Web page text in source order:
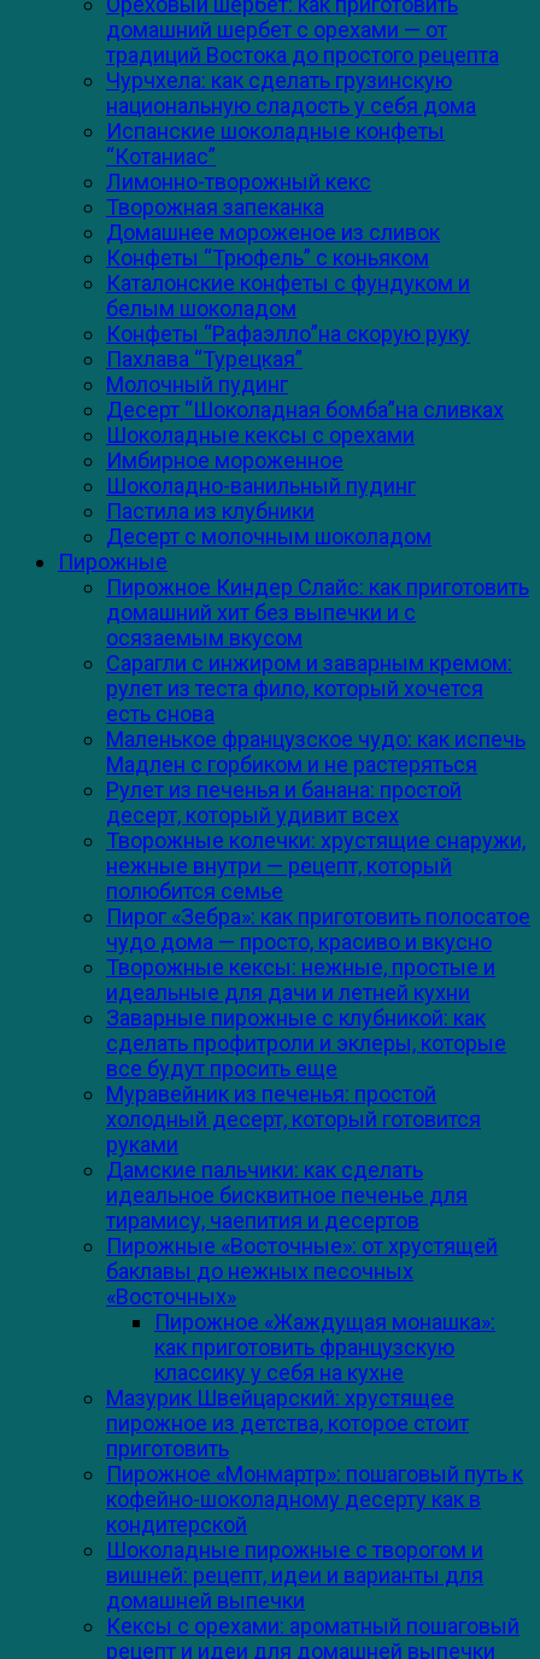
домашний шербет с орехами — от
традиций Востока до простого рецепта
Чурчхела: как сделать грузинскую
национальную сладость у себя дома
Испанские шоколадные конфеты
“Котаниас”
Лимонно-творожный кекс
Творожная запеканка
Домашнее мороженое из сливок
Конфеты “Трюфель” с коньяком
Каталонские конфеты с фундуком и
белым шоколадом
Конфеты “Рафаэлло”на скорую руку
Пахлава “Турецкая”
Молочный пудинг
Десерт “Шоколадная бомба”на сливках
Шоколадные кексы с орехами
Имбирное мороженное
Шоколадно-ванильный пудинг
Пастила из клубники
Десерт с молочным шоколадом
Пирожные
Пирожное Киндер Слайс: как приготовить
домашний хит без выпечки и с
осязаемым вкусом
Сарагли с инжиром и заварным кремом:
рулет из теста фило, который хочется
есть снова
Маленькое французское чудо: как испечь
Мадлен с горбиком и не растеряться
Рулет из печенья и банана: простой
десерт, который удивит всех
Творожные колечки: хрустящие снаружи,
нежные внутри — рецепт, который
полюбится семье
Пирог «Зебра»: как приготовить полосатое
чудо дома — просто, красиво и вкусно
Творожные кексы: нежные, простые и
идеальные для дачи и летней кухни
Заварные пирожные с клубникой: как
сделать профитроли и эклеры, которые
все будут просить еще
Муравейник из печенья: простой
холодный десерт, который готовится
руками
Дамские пальчики: как сделать
идеальное бисквитное печенье для
тирамису, чаепития и десертов
Пирожные «Восточные»: от хрустящей
баклавы до нежных песочных
«Восточных»
Пирожное «Жаждущая монашка»:
как приготовить французскую
классику у себя на кухне
Мазурик Швейцарский: хрустящее
пирожное из детства, которое стоит
приготовить
Пирожное «Монмартр»: пошаговый путь к
кофейно-шоколадному десерту как в
кондитерской
Шоколадные пирожные с творогом и
вишней: рецепт, идеи и варианты для
домашней выпечки
Кексы с орехами: ароматный пошаговый
рецепт и идеи для домашней выпечки